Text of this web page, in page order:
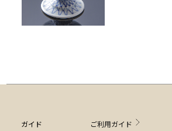
ガイド ご利用ガイド